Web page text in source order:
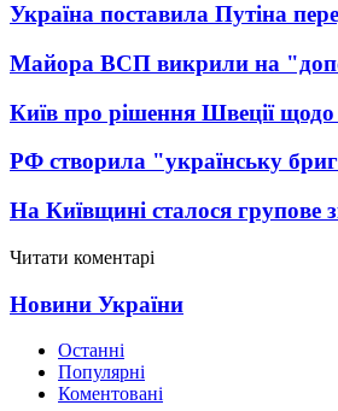
Україна поставила Путіна
Майора ВСП викрили на
Київ про рішення Швеції
РФ створила "українську
На Київщині сталося групове
Читати коментарі
Новини України
Останні
Популярні
Коментовані